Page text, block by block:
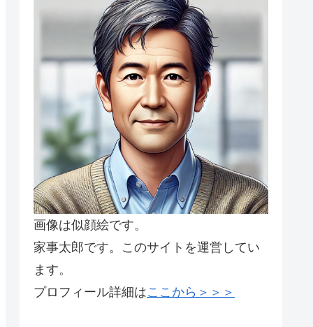
画像は似顔絵です。
家事太郎です。このサイトを運営してい
ます。
プロフィール詳細はここから＞＞＞